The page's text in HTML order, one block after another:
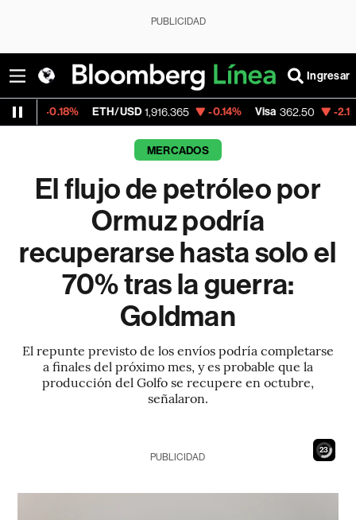
PUBLICIDAD
Ingresar
ETH/USD 1,916.365 -0.14% Visa 362.50 -2.15%
MERCADOS
El flujo de petróleo por
Ormuz podría
recuperarse hasta solo el
70% tras la guerra:
Goldman
El repunte previsto de los envíos podría completarse
a finales del próximo mes, y es probable que la
producción del Golfo se recupere en octubre,
señalaron.
21
PUBLICIDAD